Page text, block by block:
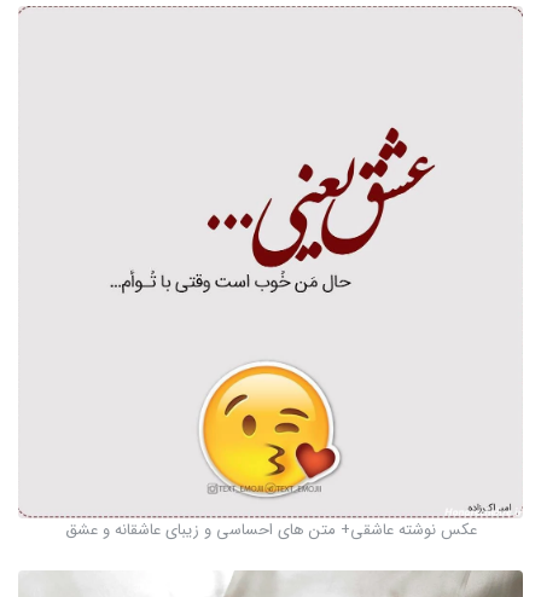
عکس نوشته عاشقی+ متن های احساسی و زیبای عاشقانه و عشق